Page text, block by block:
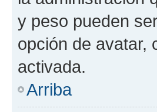
y peso pueden
opción de avatar,
activada.
Arriba